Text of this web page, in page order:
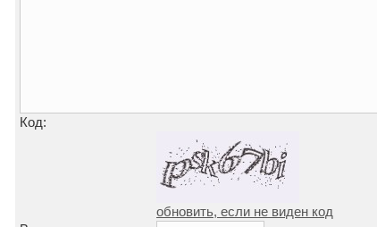
Код:
обновить, если не виден код